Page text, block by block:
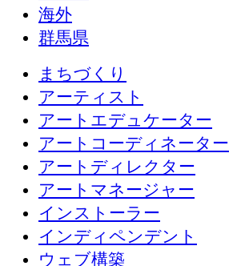
海外
群馬県
まちづくり
アーティスト
アートエデュケーター
アートコーディネーター
アートディレクター
アートマネージャー
インストーラー
インディペンデント
ウェブ構築